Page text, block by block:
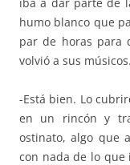
humo blanco que
par de horas para
volvió a sus músicos.
-Está bien. Lo
en un rincón y
ostinato, algo que
con nada de lo que